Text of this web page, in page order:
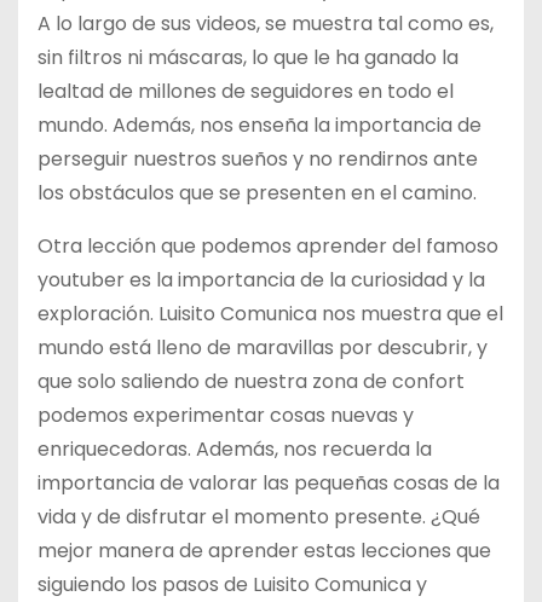
A lo largo de sus videos, se muestra tal como es,
sin filtros ni máscaras, lo que le ha ganado la
lealtad de millones de seguidores en todo el
mundo. Además, nos enseña la importancia de
perseguir nuestros sueños y no rendirnos ante
los obstáculos que se presenten en el camino.
Otra lección que podemos aprender del famoso
youtuber es la importancia de la curiosidad y la
exploración. Luisito Comunica nos muestra que el
mundo está lleno de maravillas por descubrir, y
que solo saliendo de nuestra zona de confort
podemos experimentar cosas nuevas y
enriquecedoras. Además, nos recuerda la
importancia de valorar las pequeñas cosas de la
vida y de disfrutar el momento presente. ¿Qué
mejor manera de aprender estas lecciones que
siguiendo los pasos de Luisito Comunica y